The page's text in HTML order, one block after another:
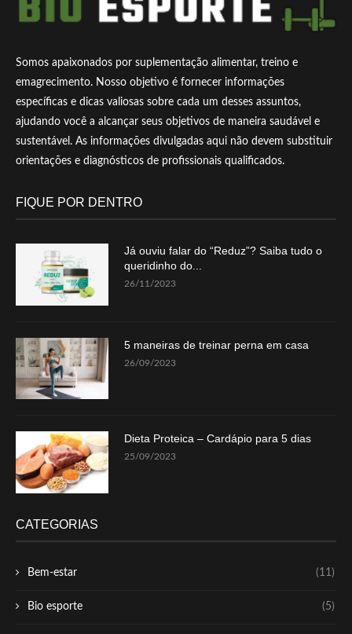
Somos apaixonados por suplementação alimentar, treino e
emagrecimento. Nosso objetivo é fornecer informações
específicas e dicas valiosas sobre cada um desses assuntos,
ajudando você a alcançar seus objetivos de maneira saudável e
sustentável. As informações divulgadas aqui não devem substituir
orientações e diagnósticos de profissionais qualificados.
FIQUE POR DENTRO
Já ouviu falar do “Reduz”? Saiba tudo o
queridinho do...
26/11/2023
5 maneiras de treinar perna em casa
26/09/2023
Dieta Proteica – Cardápio para 5 dias
25/09/2023
CATEGORIAS
Bem-estar (11)
Bio esporte (5)